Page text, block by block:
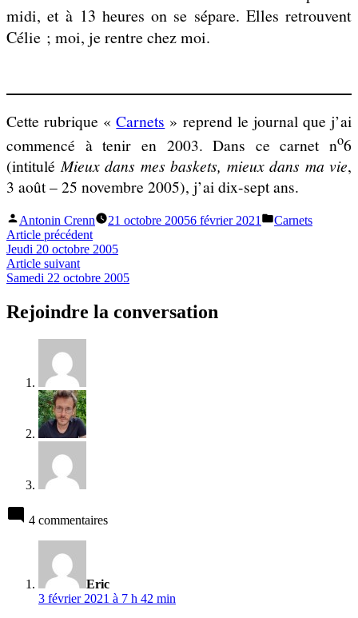
midi, et à 13 heures on se sépare. Elles retrouvent
Célie ; moi, je rentre chez moi.
Cette rubrique «Carnets » reprend le journal que j’ai
commencé à tenir en 2003. Dans ce carnet no6
(intitulé Mieux dans mes baskets, mieux dans ma vie,
3 août – 25 novembre 2005), j’ai dix-sept ans.
Publié
par
Antonin Crenn 21 octobre 20056 février 2021
Publié
Carnets
Navigation
de
l’article
Article précédentArticle
précédent :
Jeudi 20 octobre 2005
Article suivantArticle
suivant :
Samedi 22 octobre 2005
Rejoindre la conversation
4 commentaires
Eric
3 février 2021 à 7 h 42 min